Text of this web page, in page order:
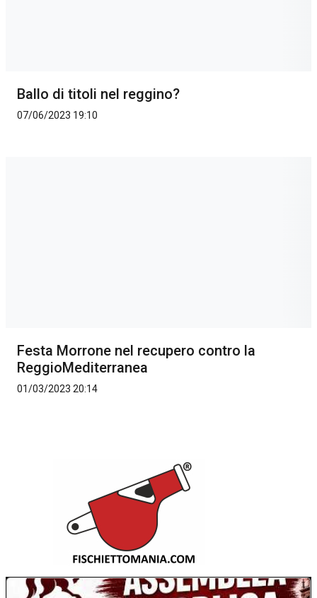
Ballo di titoli nel reggino?
07/06/2023 19:10
Festa Morrone nel recupero contro la
ReggioMediterranea
01/03/2023 20:14